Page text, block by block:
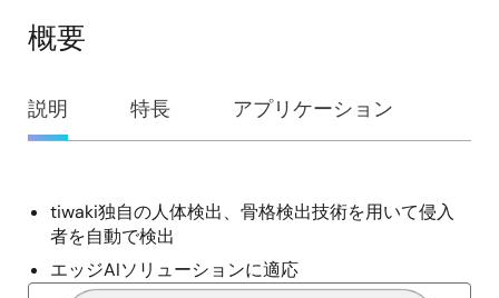
概要
概
要
説明 特長 アプリケーション
説
明
tiwaki独自の人体検出、骨格検出技術を用いて侵入
者を自動で検出
エッジAIソリューションに適応